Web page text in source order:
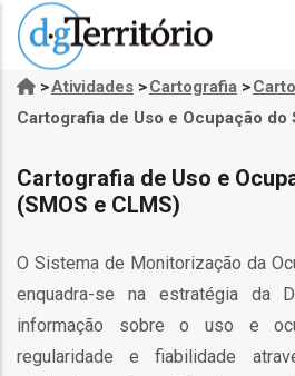
Passar
para
conteúdo
Navegação
estrutural
>Atividades>Cartografia>
Cartografia de Uso e Ocupação do
Cartografia de Uso e
(SMOS e CLMS)
O Sistema de Monitorização da
enquadra-se na estratégia da
informação sobre o uso e
regularidade e fiabilidade